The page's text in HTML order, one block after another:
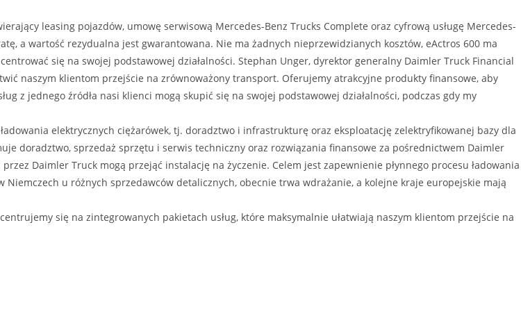
leasing pojazdów, umowę serwisową Mercedes-Benz Trucks Complete oraz cyfrową usługę Mercedes-
a wartość rezydualna jest gwarantowana. Nie ma żadnych nieprzewidzianych kosztów, eActros 600 ma
się na swojej podstawowej działalności. Stephan Unger, dyrektor generalny Daimler Truck Financial
naszym klientom przejście na zrównoważony transport. Oferujemy atrakcyjne produkty finansowe, aby
z jednego źródła nasi klienci mogą skupić się na swojej podstawowej działalności, podczas gdy my
elektrycznych ciężarówek, tj. doradztwo i infrastrukturę oraz eksploatację zelektryfikowanej bazy dla
doradztwo, sprzedaż sprzętu i serwis techniczny oraz rozwiązania finansowe za pośrednictwem Daimler
Daimler Truck mogą przejąć instalację na życzenie. Celem jest zapewnienie płynnego procesu ładowania
u różnych sprzedawców detalicznych, obecnie trwa wdrażanie, a kolejne kraje europejskie mają
się na zintegrowanych pakietach usług, które maksymalnie ułatwiają naszym klientom przejście na